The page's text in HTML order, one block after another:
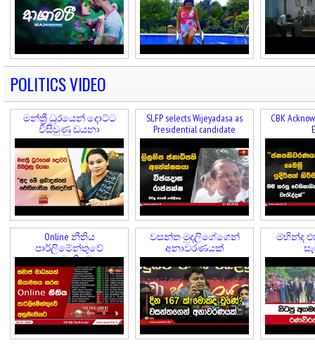
POLITICS VIDEO
මන්ත්‍රී ධුරයෙන් දොට්ට
විසිවුණු ඩයනා
SLFP selects Wijeyadasa as
Presidential candidate
CBK
Online නීතිය
පාර්ලිමේන්තුවේ
අනුමැතියට
වසන්ත මුදලිගේගෙන්
අනාවරණයක්
මහින්ද